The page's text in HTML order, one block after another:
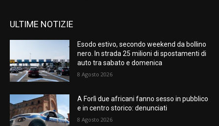
ULTIME NOTIZIE
Esodo estivo, secondo weekend da bollino
nero. In strada 25 milioni di spostamenti di
auto tra sabato e domenica
8 Agosto 2026
A Forlì due africani fanno sesso in pubblico
e in centro storico: denunciati
8 Agosto 2026